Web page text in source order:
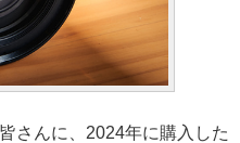
さんに、2024年に購入した